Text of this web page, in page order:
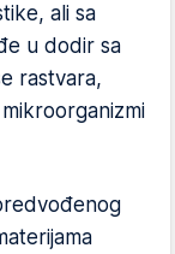
ali sa
u dodir sa
rastvara,